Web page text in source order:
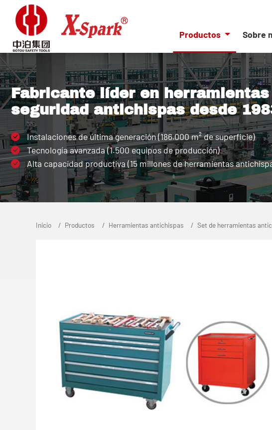
Productos Sobre
Fabricante líder en herramientas
seguridad antichispas desde
Instalaciones de última generación (186.000 m² de superficie)
Tecnología avanzada (1.500 equipos de producción)
Alta capacidad productiva (15 millones de herramientas
Inicio Productos Herramientas antichispas Set de herramientas